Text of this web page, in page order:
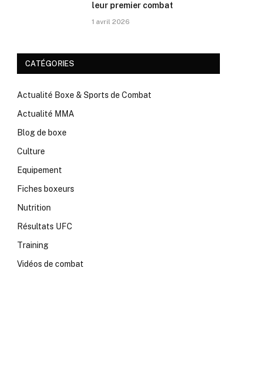
leur premier combat
1 avril 2026
CATÉGORIES
Actualité Boxe & Sports de Combat
Actualité MMA
Blog de boxe
Culture
Equipement
Fiches boxeurs
Nutrition
Résultats UFC
Training
Vidéos de combat